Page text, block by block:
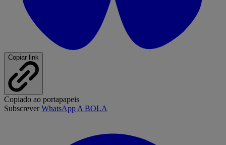
Copiar link
Copiado ao portapapeis
SubscreverWhatsApp A BOLA